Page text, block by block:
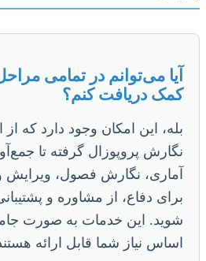
آیا می‌توانم در تمامی
کمک دریافت کنم؟
بله، این امکان وجود دارد که
نگارش پروپوزال گرفته تا
آماری، نگارش فصول، ویرایش
برای دفاع، از مشاوره و
شوید. این خدمات به صورت
اساس نیاز شما قابل ارائه